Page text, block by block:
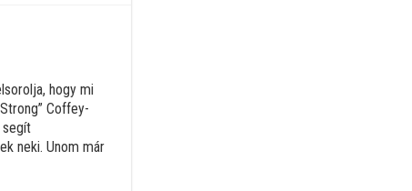
hogy mi
Coffey-
neki. Unom már